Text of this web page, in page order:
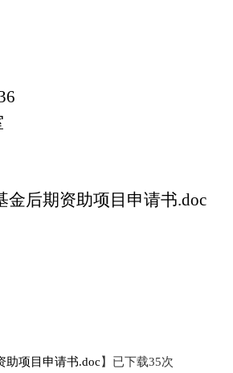
金后期资助项目申请书.doc
助项目申请书.doc 】已下载35次